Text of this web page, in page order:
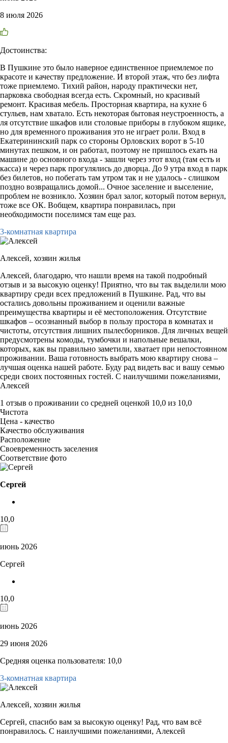
8 июля 2026
Достоинства:
В Пушкине это было наверное единственное приемлемое по
красоте и качеству предложение. И второй этаж, что без лифта
тоже приемлемо. Тихий район, народу практически нет,
парковка свободная всегда есть. Скромный, но красивый
ремонт. Красивая мебель. Просторная квартира, на кухне 6
стульев, нам хватало. Есть некоторая бытовая неустроенность, а
ля отсутствие шкафов или столовые приборы в глубоком ящике,
но для временного проживания это не играет роли. Вход в
Екатерининский парк со стороны Орловских ворот в 5-10
минутах пешком, и он работал, поэтому не пришлось ехать на
машине до основного входа - зашли через этот вход (там есть и
касса) и через парк прогулялись до дворца. До 9 утра вход в парк
без билетов, но побегать там утром так и не удалось - слишком
поздно возвращались домой... Очное заселение и выселение,
проблем не возникло. Хозяин брал залог, который потом вернул,
тоже все ОК. Вобщем, квартира понравилась, при
необходимости поселимся там еще раз.
3-комнатная квартира
Алексей, хозяин жилья
Алексей, благодарю, что нашли время на такой подробный
отзыв и за высокую оценку! Приятно, что вы так выделили мою
квартиру среди всех предложений в Пушкине. Рад, что вы
остались довольны проживанием и оценили важные
преимущества квартиры и её местоположения. Отсутствие
шкафов – осознанный выбор в пользу простора в комнатах и
чистоты, отсутствия лишних пылесборников. Для личных вещей
предусмотрены комоды, тумбочки и напольные вешалки,
которых, как вы правильно заметили, хватает при непостоянном
проживании. Ваша готовность выбрать мою квартиру снова –
лучшая оценка нашей работе. Буду рад видеть вас и вашу семью
среди своих постоянных гостей. С наилучшими пожеланиями,
Алексей
1 отзыв о проживании со средней оценкой 10,0 из 10,0
Чистота
Цена - качество
Качество обслуживания
Расположение
Своевременность заселения
Соответствие фото
Сергей
10,0
июнь 2026
Сергей
10,0
июнь 2026
29 июня 2026
Средняя оценка пользователя: 10,0
3-комнатная квартира
Алексей, хозяин жилья
Сергей, спасибо вам за высокую оценку! Рад, что вам всё
понравилось. С наилучшими пожеланиями, Алексей